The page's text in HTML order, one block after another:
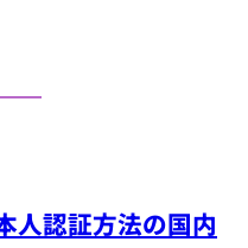
人認証方法の国内